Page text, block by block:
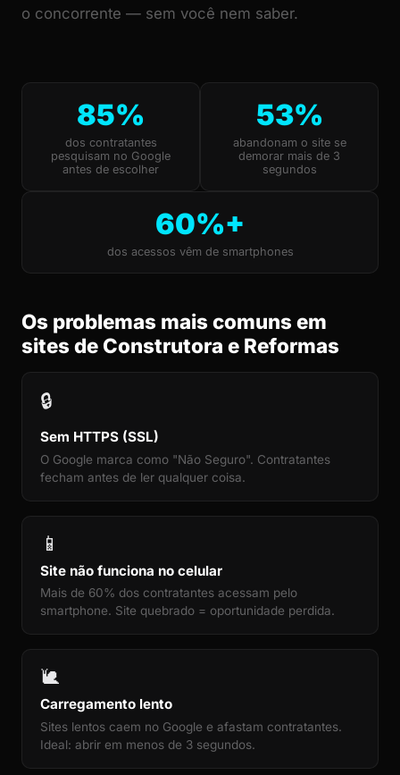
o concorrente — sem você nem saber.
85%
dos contratantes
pesquisam no Google
antes de escolher
53%
abandonam o site se
demorar mais de 3
segundos
60%+
dos acessos vêm de smartphones
Os problemas mais comuns em
sites de Construtora e Reformas
🔒
Sem HTTPS (SSL)
O Google marca como "Não Seguro". Contratantes
fecham antes de ler qualquer coisa.
📱
Site não funciona no celular
Mais de 60% dos contratantes acessam pelo
smartphone. Site quebrado = oportunidade perdida.
🐌
Carregamento lento
Sites lentos caem no Google e afastam contratantes.
Ideal: abrir em menos de 3 segundos.